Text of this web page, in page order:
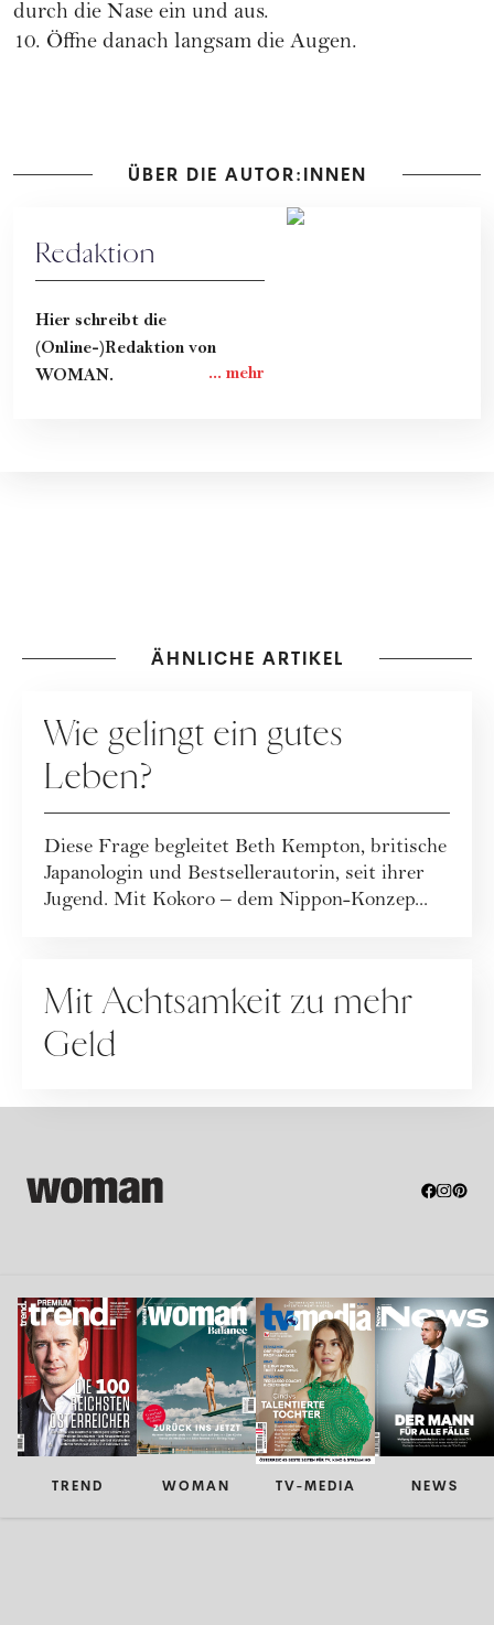
durch die Nase ein und aus.
10. Öffne danach langsam die Augen.
ÜBER DIE AUTOR:INNEN
Redaktion
Hier schreibt die
(Online-)Redaktion von
WOMAN.
ÄHNLICHE ARTIKEL
Wie gelingt ein gutes
Leben?
Diese Frage begleitet Beth Kempton, britische
Japanologin und Bestsellerautorin, seit ihrer
Jugend. Mit Kokoro – dem Nippon-Konzep...
Mit Achtsamkeit zu mehr
Geld
TREND WOMAN TV-MEDIA NEWS